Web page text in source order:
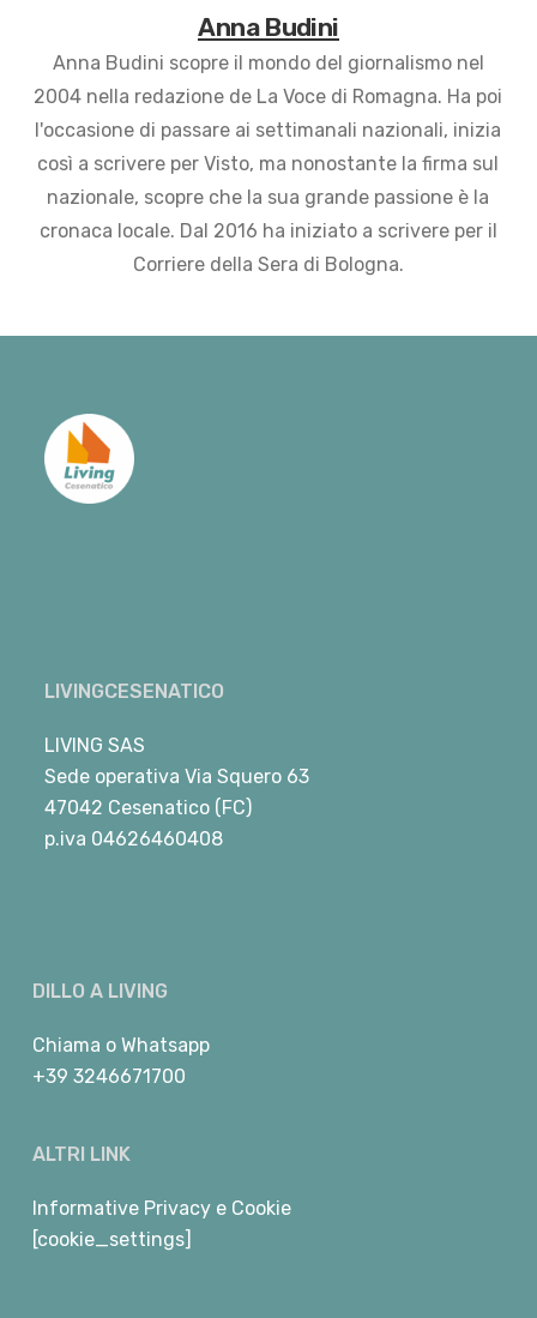
Anna Budini
Anna Budini scopre il mondo del giornalismo nel
2004 nella redazione de La Voce di Romagna. Ha poi
l'occasione di passare ai settimanali nazionali, inizia
così a scrivere per Visto, ma nonostante la firma sul
nazionale, scopre che la sua grande passione è la
cronaca locale. Dal 2016 ha iniziato a scrivere per il
Corriere della Sera di Bologna.
LIVINGCESENATICO
LIVING SAS
Sede operativa Via Squero 63
47042 Cesenatico (FC)
p.iva 04626460408
DILLO A LIVING
Chiama o Whatsapp
+39 3246671700
ALTRI LINK
Informative Privacy e Cookie
[cookie_settings]